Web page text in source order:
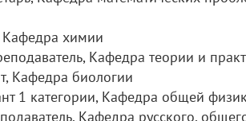
Кафедра химии
Кафедра теории и
Кафедра биологии
1 категории, Кафедра общей
Кафедра русского,